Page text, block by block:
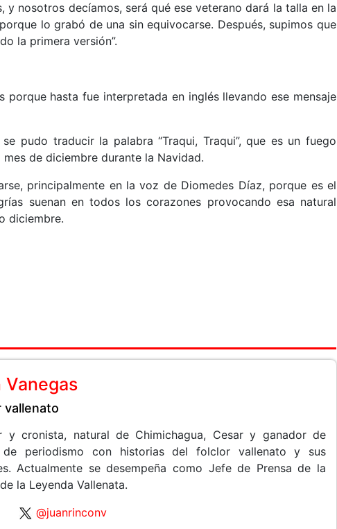
y nosotros decíamos, será qué ese veterano dará la talla en la
lo grabó de una sin equivocarse. Después, supimos que
la primera versión”.
porque hasta fue interpretada en inglés llevando ese mensaje
pudo traducir la palabra “Traqui, Traqui”, que es un fuego
de diciembre durante la Navidad.
principalmente en la voz de Diomedes Díaz, porque es el
suenan en todos los corazones provocando esa natural
diciembre.
Vanegas
vallenato
y cronista, natural de Chimichagua, Cesar y ganador de
de periodismo con historias del folclor vallenato y sus
Actualmente se desempeña como Jefe de Prensa de la
la Leyenda Vallenata.
@juanrinconv